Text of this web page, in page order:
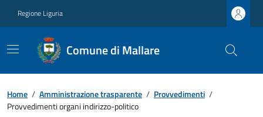
Regione Liguria
Comune di Mallare
Home / Amministrazione trasparente / Provvedimenti /
Provvedimenti organi indirizzo-politico